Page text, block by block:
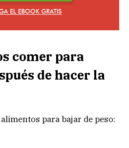
comer para
de hacer la
para bajar de peso: